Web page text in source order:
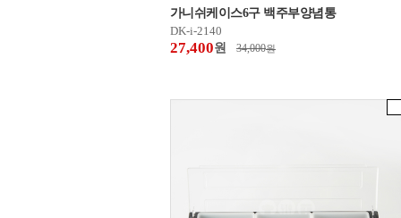
가니쉬케이스6구 백주부양념통
DK-i-2140
27,400원 34,000원